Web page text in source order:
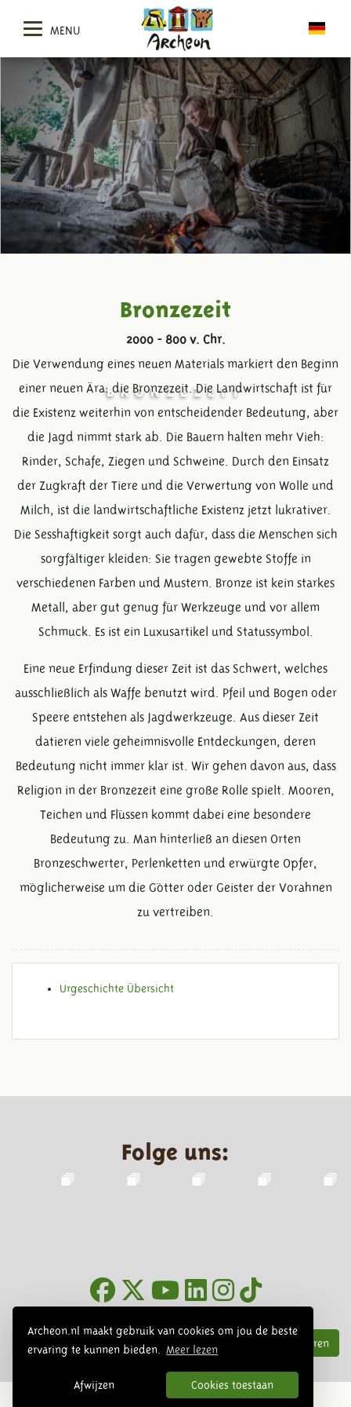
Archeon.nl maakt gebruik van cookies om jou de beste
ervaring te kunnen bieden.
Meer lezen
Afwijzen Cookies toestaan
MENU
BRONZEZEIT
Bronzezeit
2000 - 800 v. Chr.
Die Verwendung eines neuen Materials markiert den Beginn
einer neuen Ära: die Bronzezeit. Die Landwirtschaft ist für
die Existenz weiterhin von entscheidender Bedeutung, aber
die Jagd nimmt stark ab. Die Bauern halten mehr Vieh:
Rinder, Schafe, Ziegen und Schweine. Durch den Einsatz
der Zugkraft der Tiere und die Verwertung von Wolle und
Milch, ist die landwirtschaftliche Existenz jetzt lukrativer.
Die Sesshaftigkeit sorgt auch dafür, dass die Menschen sich
sorgfältiger kleiden: Sie tragen gewebte Stoffe in
verschiedenen Farben und Mustern. Bronze ist kein starkes
Metall, aber gut genug für Werkzeuge und vor allem
Schmuck. Es ist ein Luxusartikel und Statussymbol.
Eine neue Erfindung dieser Zeit ist das Schwert, welches
ausschließlich als Waffe benutzt wird. Pfeil und Bogen oder
Speere entstehen als Jagdwerkzeuge. Aus dieser Zeit
datieren viele geheimnisvolle Entdeckungen, deren
Bedeutung nicht immer klar ist. Wir gehen davon aus, dass
Religion in der Bronzezeit eine große Rolle spielt. Mooren,
Teichen und Flüssen kommt dabei eine besondere
Bedeutung zu. Man hinterließ an diesen Orten
Bronzeschwerter, Perlenketten und erwürgte Opfer,
möglicherweise um die Götter oder Geister der Vorahnen
zu vertreiben.
Urgeschichte Übersicht
Folge uns:
Abonnieren